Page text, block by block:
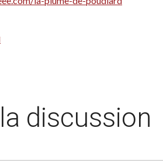
discussion